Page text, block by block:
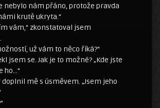
nebylo nám přáno, protože pravda
krutě ukryta.“
vám,“ zkonstatoval jsem
už vám to něco říká?“
jsem se. Jak je to možné? „Kde jste
ho…“
doplnil mě s úsměvem. „Jsem jeho